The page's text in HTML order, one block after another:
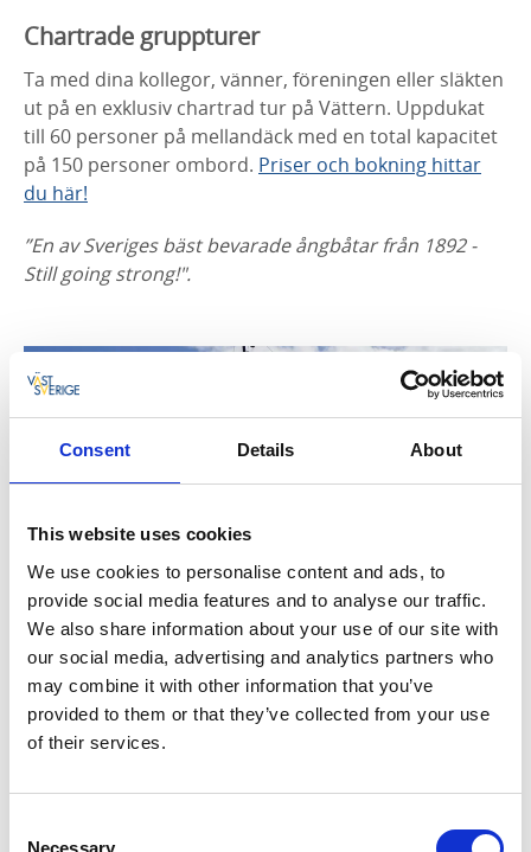
Consent Details About
This website uses cookies
We use cookies to personalise content and ads, to
provide social media features and to analyse our traffic.
We also share information about your use of our site with
our social media, advertising and analytics partners who
may combine it with other information that you’ve
provided to them or that they’ve collected from your use
of their services.
Necessary
Chartrade gruppturer
Ta med dina kollegor, vänner, föreningen eller släkten
ut på en exklusiv chartrad tur på Vättern. Uppdukat
till 60 personer på mellandäck med en total kapacitet
på 150 personer ombord. Priser och bokning hittar
du här!
”En av Sveriges bäst bevarade ångbåtar från 1892 -
Still going strong!".
SNABBFAKTA
Byggår:1892
Antal platser:150 st